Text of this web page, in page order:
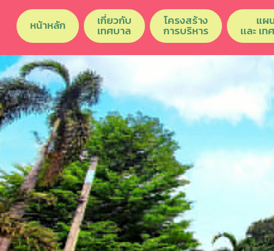
หน้าหลัก เกี่ยวกับ
เทศบาล
โครงสร้าง
การบริหาร
แผ
เเละ
Previous